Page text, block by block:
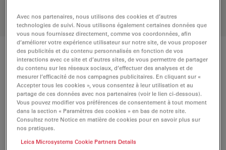
besoins.
Caractéristiques techniques
Numéro de produit 11518148
BAGUE DE CORRECTION (CORR) -
Avec nos partenaires, nous utilisons des cookies et d’autres
technologies de suivi. Nous utilisons également certaines données que
vous nous fournissez directement, comme vos coordonnées, afin
d’améliorer votre expérience utilisateur sur notre site, de vous proposer
des publicités et du contenu personnalisés en fonction de vos
interactions avec ce site et d’autres sites, de vous permettre de partager
du contenu sur les réseaux sociaux, d’effectuer des analyses et de
mesurer l’efficacité de nos campagnes publicitaires. En cliquant sur «
Accepter tous les cookies », vous consentez à leur utilisation et au
partage de ces données avec nos partenaires (voir le lien ci-dessous).
Vous pouvez modifier vos préférences de consentement à tout moment
dans la section « Paramètres des cookies » en bas de notre site.
Consultez notre Notice en matière de cookies pour en savoir plus sur
nos pratiques.
Leica Microsystems Cookie Partners Details